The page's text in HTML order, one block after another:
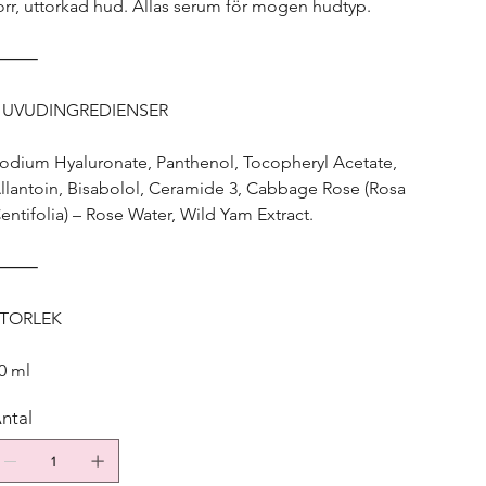
uttorkad hud. Allas serum för mogen hudtyp.
Hyaluronate, Panthenol, Tocopheryl Acetate,
Bisabolol, Ceramide 3, Cabbage Rose (Rosa
– Rose Water, Wild Yam Extract.
ml